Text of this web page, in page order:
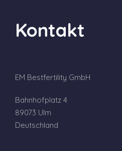
Kontakt
EM Bestfertility GmbH
Bahnhofplatz 4
89073 Ulm
Deutschland